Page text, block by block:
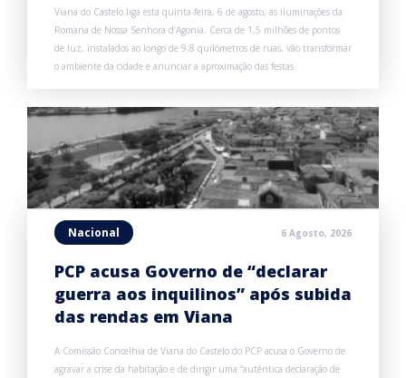
Viana do Castelo liga esta quinta-feira, 6 de agosto, as iluminações da
Romaria de Nossa Senhora d’Agonia. Cerca de 1,5 milhões de pontos
de luz, instalados ao longo de 9,8 quilómetros de ruas, vão transformar
o ambiente da cidade e anunciar a aproximação das festas.
Nacional 6 Agosto, 2026
PCP acusa Governo de “declarar
guerra aos inquilinos” após subida
das rendas em Viana
A Comissão Concelhia de Viana do Castelo do PCP acusa o Governo de
agravar a crise da habitação e de dirigir uma “autêntica declaração de